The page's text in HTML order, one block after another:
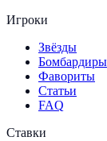
Игроки
Звёзды
Бомбардиры
Фавориты
Статьи
FAQ
Ставки